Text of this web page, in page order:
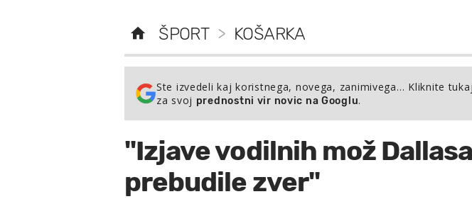
ŠPORT > KOŠARKA
Ste izvedeli kaj koristnega, novega, zanimivega… Kliknite
za svoj prednostni vir novic na Googlu.
"Izjave vodilnih mož
prebudile zver"